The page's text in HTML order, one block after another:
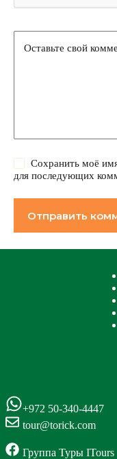
Оставьте свой
Сохранить моё
для последующих
Отправить
+972 50-340-4447
tour@torick.com
Группа Туры ITours